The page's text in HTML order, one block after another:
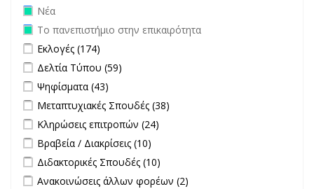
Remove Νέα filter
Νέα
Remove Το πανεπιστήμιο στην επικαιρότητα filter
Το πανεπιστήμιο στην επικαιρότητα
Apply Εκλογές filter
Εκλογές (174)
Apply Δελτία Τύπου filter
Δελτία Τύπου (59)
Apply Ψηφίσματα filter
Ψηφίσματα (43)
Apply Μεταπτυχιακές Σπουδές filter
Μεταπτυχιακές Σπουδές (38)
Apply Κληρώσεις επιτροπών filter
Κληρώσεις επιτροπών (24)
Apply Βραβεία / Διακρίσεις filter
Βραβεία / Διακρίσεις (10)
Apply Διδακτορικές Σπουδές filter
Διδακτορικές Σπουδές (10)
Apply Ανακοινώσεις άλλων φορέων filter
Ανακοινώσεις άλλων φορέων (2)